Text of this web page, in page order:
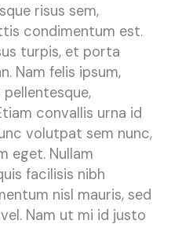
risus sem,
condimentum est.
turpis, et porta
Nam felis ipsum,
convallis urna id
volutpat sem nunc,
eget. Nullam
facilisis nibh
nisl mauris, sed
Nam ut mi id justo